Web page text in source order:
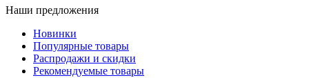
Наши предложения
Новинки
Популярные товары
Распродажи и скидки
Рекомендуемые товары